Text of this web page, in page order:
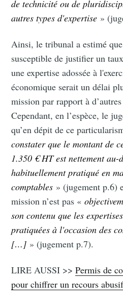
de technicité ou de
autres types d'expertise »
Ainsi, le tribunal a estimé
susceptible de justifier un
une expertise adossée à
économique serait un délai
mission par rapport à
Cependant, en l’espèce, le
qu’en dépit de ce
constater que le montant de
1.350 € HT est nettement au-
habituellement pratiqué en
comptables » (jugement p.6)
mission n’est pas «
son contenu que les
pratiquées à l'occasion des
[…] » (jugement p.7).
LIRE AUSSI >> Permis de
pour chiffrer un recours